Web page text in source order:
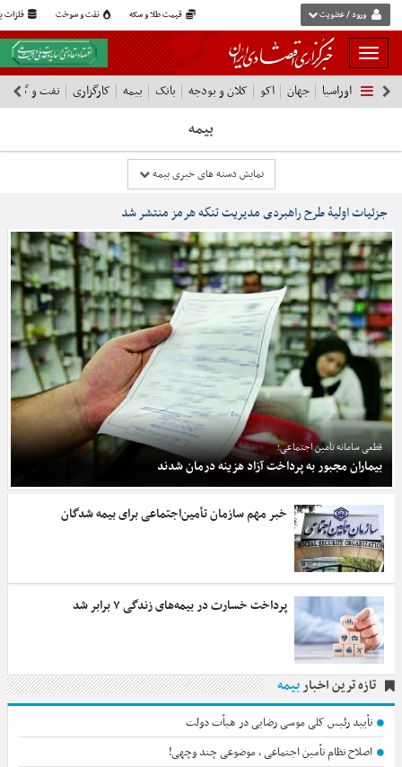
قیمت طلا و سکه نفت و سوخت فلزات ورود / عضویت
بار
و
بسته
نمودن
اوراسیا جهان اکو کلان و بودجه بانک بیمه کارگزاری نفت و گاز
بیمه
نمایش دسته های خبری بیمه
جزئیات اولیۀ طرح راهبردی مدیریت تنگه هرمز منتشر شد
قطعی سامانه تأمین اجتماعی؛
بیماران مجبور به پرداخت آزاد هزینه درمان شدند
خبر مهم سازمان تأمین‌اجتماعی برای بیمه شدگان
پرداخت خسارت در بیمه‌های زندگی ۷ برابر شد
تازه ترین اخباربیمه
تأیید رئیس کلی موسی رضایی در هیأت دولت
اصلاح نظام تأمین اجتماعی ، موضوعی چند وچهی!